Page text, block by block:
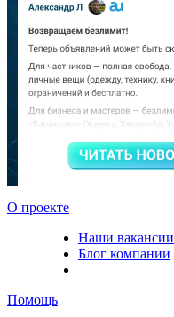
О проекте
Наши вакансии
Блог компании
Помощь